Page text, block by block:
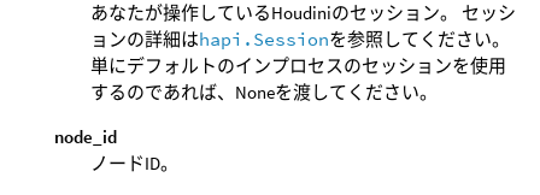
あなたが操作しているHoudiniのセッション。 セッシ
ョンの詳細はhapi.Sessionを参照してください。
単にデフォルトのインプロセスのセッションを使用
するのであれば、Noneを渡してください。
node_id
ノードID。